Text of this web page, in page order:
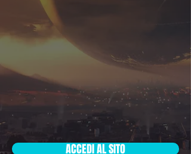
ACCEDI AL SITO